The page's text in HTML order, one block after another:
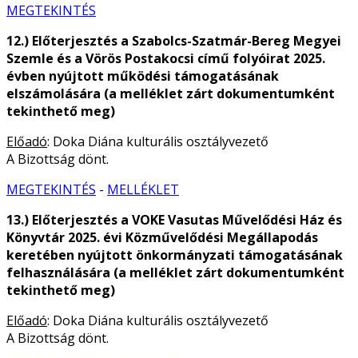
MEGTEKINTÉS
12.) Előterjesztés a Szabolcs-Szatmár-Bereg Megyei
Szemle és a Vörös Postakocsi című folyóirat 2025.
évben nyújtott működési támogatásának
elszámolására (a melléklet zárt dokumentumként
tekinthető meg)
Előadó: Doka Diána kulturális osztályvezető
A Bizottság dönt.
MEGTEKINTÉS - MELLÉKLET
13.) Előterjesztés a VOKE Vasutas Művelődési Ház és
Könyvtár 2025. évi Közművelődési Megállapodás
keretében nyújtott önkormányzati támogatásának
felhasználására (a melléklet zárt dokumentumként
tekinthető meg)
Előadó: Doka Diána kulturális osztályvezető
A Bizottság dönt.